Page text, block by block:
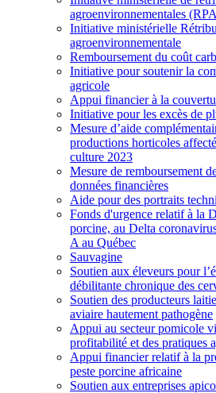
agroenvironnementales
Initiative ministérielle
agroenvironnementale
Remboursement du coût
Initiative pour soutenir la
agricole
Appui financier à la
Initiative pour les excès de
Mesure d’aide
productions horticoles
culture 2023
Mesure de remboursement
données financières
Aide pour des portraits
Fonds d'urgence relatif à la
porcine, au Delta
A au Québec
Sauvagine
Soutien aux éleveurs pour
débilitante chronique des
Soutien des producteurs
aviaire hautement pathogène
Appui au secteur pomicole
profitabilité et des pratiques
Appui financier relatif à la
peste porcine africaine
Soutien aux entreprises